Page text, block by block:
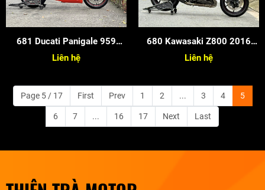
681 Ducati Panigale 959
2017
Liên hệ
680 Kawasaki Z800 2016
Candy
Liên hệ
Page 5 / 17 First Prev 1 2 ... 3 4 5
6 7 ... 16 17 Next Last